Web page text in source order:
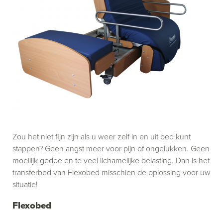
Flexobed
Zou het niet fijn zijn als u weer zelf in en uit bed kunt
stappen? Geen angst meer voor pijn of ongelukken. Geen
moeilijk gedoe en te veel lichamelijke belasting. Dan is het
transferbed van Flexobed misschien de oplossing voor uw
situatie!